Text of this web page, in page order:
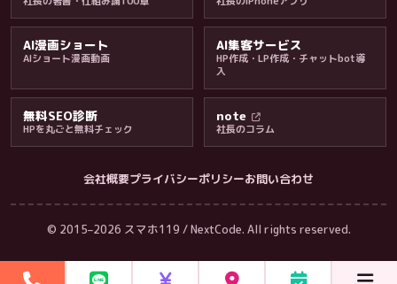
AI漫画ショート
AIショート漫画動画
AI集客サービス
HP作成・LP作成・チャットbot導
入
無料SEO診断
HPを丸ごと無料チェック
note
社長のコラム
会社概要プライバシーポリシーお問い合わせ
© 2015–2026 スマホ119 / NextCode. All rights reserved.